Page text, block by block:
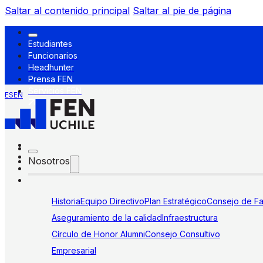
Saltar al contenido principal Saltar al pie de página
Estudiantes
Funcionarios
Headhunter
Prensa FEN
ESEN
Nosotros
HistoriaEquipo DirectivoPlan EstratégicoConsejo de
Aseguramiento de la calidadInfraestructura
Círculo de Honor AlumniConsejo Consultivo
Empresarial